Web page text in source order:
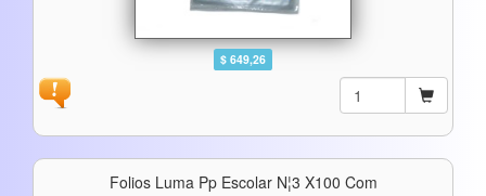
$ 649,26
Folios Luma Pp Escolar N¦3 X100 Com